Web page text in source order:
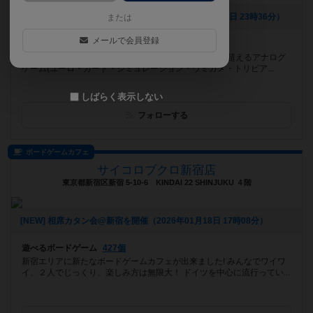
[NEW] ドラブレドールサロン 開催！（2026年06月24日 23時36分）
遊べるボードゲーム
469個
2024年11月、豊平区平岸に移転オープン！ 500種類を超えるアナログ
ゲーム(ユーロ・カード・シミュレーション・ウミガメ・トリビア...
フォローする
ボードゲームカフェ
サイコロブクロ新宿店
東京都新宿区新宿 5-10-6 KINDAI 22 SHINJUKU ４階
[NEW] 相席カタン会@新宿を開催（2026年01月18日 17時08分）
遊べるボードゲーム
427個
新宿エリアに新たなボードゲームカフェが出来ました! みんなでワイワ
イ、２人でじっくり、楽しみ方は無限大！ ドイツを中心に流行ってい...
または
メールで会員登録
しばらく表示しない